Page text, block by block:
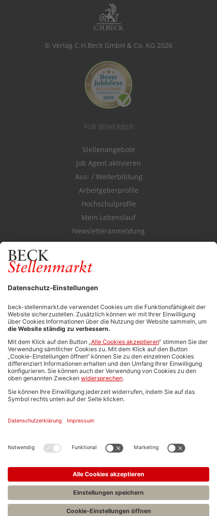
© Verlag C.H.Beck GmbH & Co. KG 2026
FÜR BEWERBER
Stellenangebote
Job Agent aktivieren
Aus- / Weiterbildung
Arbeitgeberprofile
Hochschulprofile
Mein Lebenslauf
Newsletteranmeldung
Durchsuchen Sie den Stellenkatalog
FÜR ARBEITGEBER
Stellenmarktpreise
Anzeigen-AGB
Media-Daten
Newsletteranmeldung
Produktübersicht
ALLGEMEIN
FAQs
Impressum
Stellenangebote C.H.BECK